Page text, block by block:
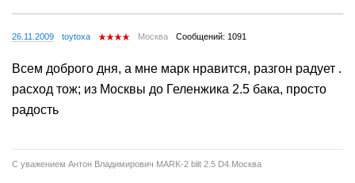
26.11.2009 toytoxa Москва Сообщений: 1091
Всем доброго дня, а мне марк нравится, разгон радует .
расход тож; из Москвы до Геленжика 2.5 бака, просто
радость
С уважением Антон Владимирович MARK-2 blit 2.5 D4.Москва